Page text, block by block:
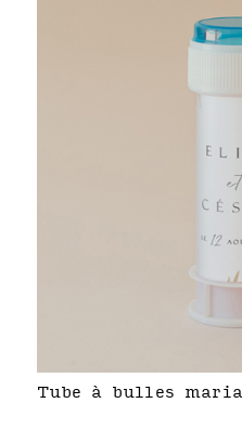
Tube à bulles